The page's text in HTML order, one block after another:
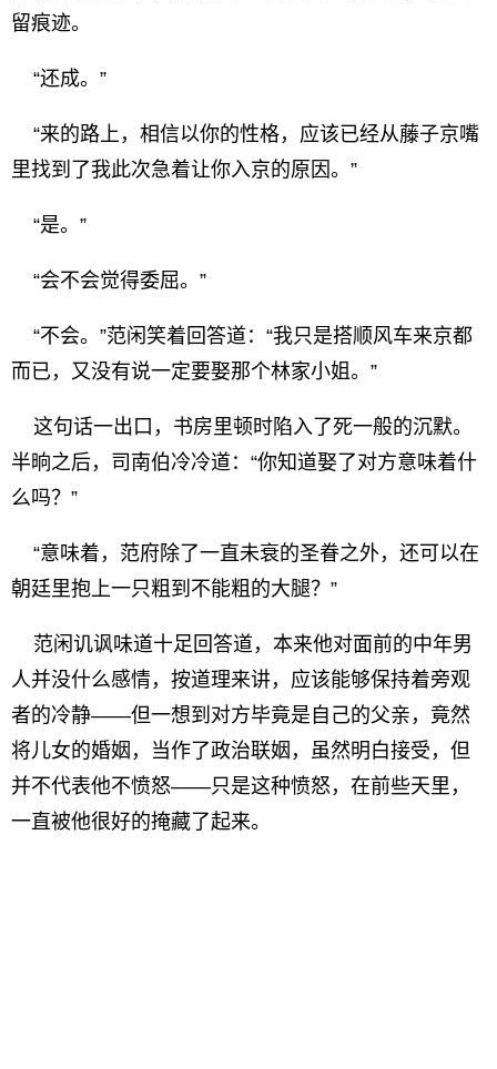
留痕迹。
“还成。”
“来的路上，相信以你的性格，应该已经从藤子京嘴
里找到了我此次急着让你入京的原因。”
“是。”
“会不会觉得委屈。”
“不会。”范闲笑着回答道：“我只是搭顺风车来京都
而已，又没有说一定要娶那个林家小姐。”
这句话一出口，书房里顿时陷入了死一般的沉默。
半晌之后，司南伯冷冷道：“你知道娶了对方意味着什
么吗？”
“意味着，范府除了一直未衰的圣眷之外，还可以在
朝廷里抱上一只粗到不能粗的大腿？”
范闲讥讽味道十足回答道，本来他对面前的中年男
人并没什么感情，按道理来讲，应该能够保持着旁观
者的冷静——但一想到对方毕竟是自己的父亲，竟然
将儿女的婚姻，当作了政治联姻，虽然明白接受，但
并不代表他不愤怒——只是这种愤怒，在前些天里，
一直被他很好的掩藏了起来。